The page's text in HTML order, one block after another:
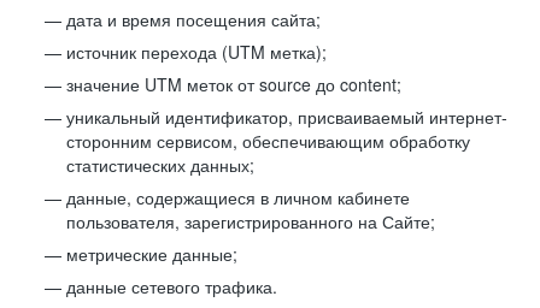
дата и время посещения сайта;
источник перехода (UTM метка);
значение UTM меток от source до content;
уникальный идентификатор, присваиваемый интернет-
сторонним сервисом, обеспечивающим обработку
статистических данных;
данные, содержащиеся в личном кабинете
пользователя, зарегистрированного на Сайте;
метрические данные;
данные сетевого трафика.